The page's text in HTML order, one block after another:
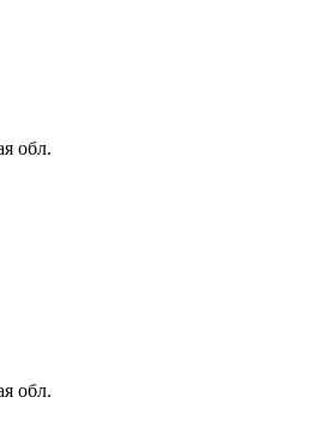
обл.
обл.